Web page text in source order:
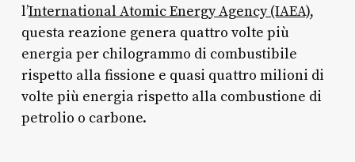
l’International Atomic Energy Agency (IAEA),
questa reazione genera quattro volte più
energia per chilogrammo di combustibile
rispetto alla fissione e quasi quattro milioni di
volte più energia rispetto alla combustione di
petrolio o carbone.